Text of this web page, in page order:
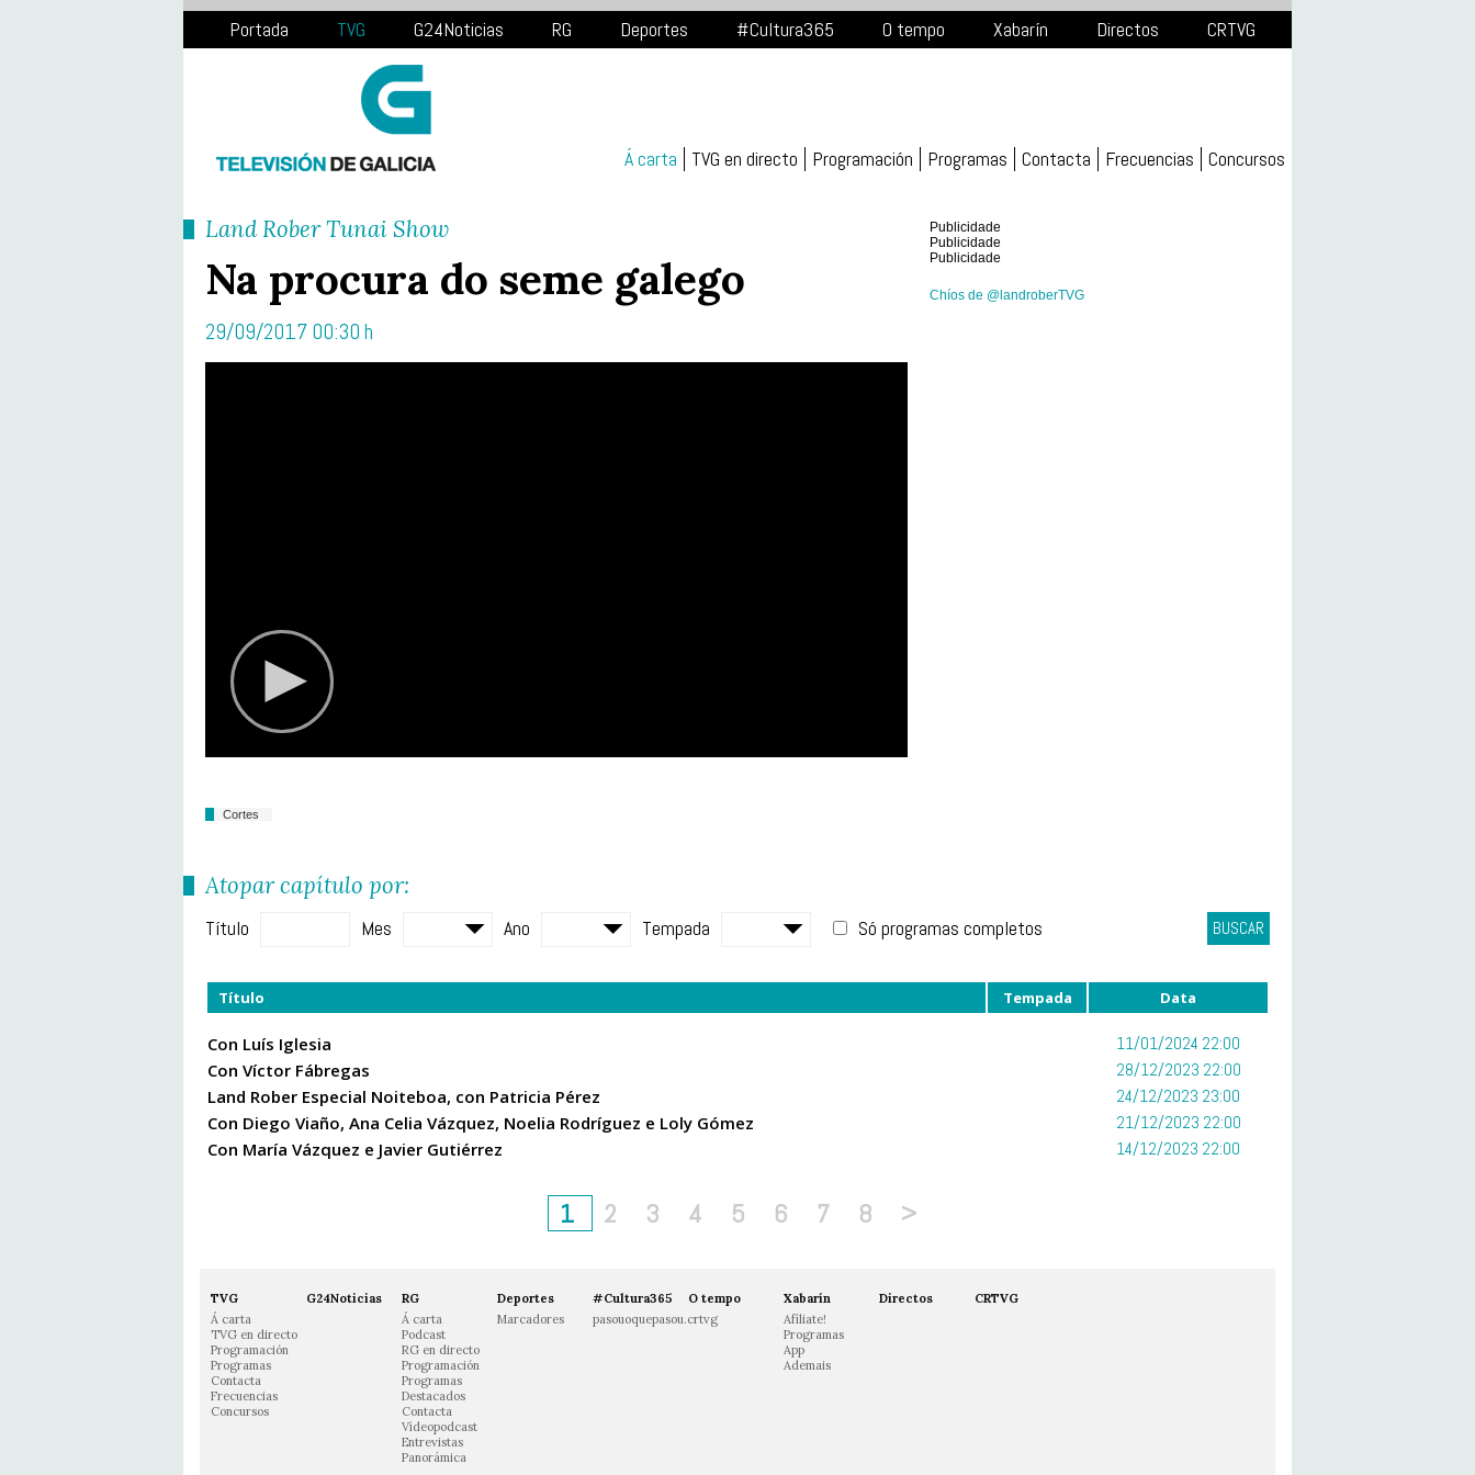
Portada TVG G24Noticias RG Deportes #Cultura365 O tempo Xabarín Directos CRTVG
Á carta TVG en directo Programación Programas Contacta Frecuencias Concursos
Land Rober Tunai Show
Na procura do seme galego
29/09/2017 00:30 h
Cortes
Publicidade
Publicidade
Publicidade
Chíos de @landroberTVG
Atopar capítulo por:
Título Mes Ano Tempada Só programas completos BUSCAR
Título Tempada Data
Con Luís Iglesia 11/01/2024 22:00
Con Víctor Fábregas 28/12/2023 22:00
Land Rober Especial Noiteboa, con Patricia Pérez 24/12/2023 23:00
Con Diego Viaño, Ana Celia Vázquez, Noelia Rodríguez e Loly Gómez 21/12/2023 22:00
Con María Vázquez e Javier Gutiérrez 14/12/2023 22:00
1 2 3 4 5 6 7 8 >
TVG
Á carta
TVG en directo
Programación
Programas
Contacta
Frecuencias
Concursos
G24Noticias
RG
Á carta
Podcast
RG en directo
Programación
Programas
Destacados
Contacta
Vídeopodcast
Entrevistas
Panorámica
Deportes
Marcadores
#Cultura365
pasouoquepasou.crtvg
O tempo
Xabarín
Afíliate!
Programas
App
Ademais
Directos CRTVG